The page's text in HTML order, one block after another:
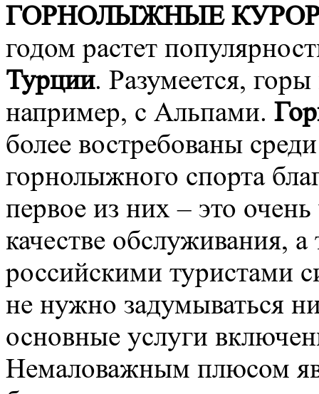
ГОРНОЛЫЖНЫЕ
годом растет
Турции. Разумеется,
например, с Альпами.
более востребованы
горнолыжного спорта
первое из них – это
качестве обслуживания,
российскими туристами
не нужно задумываться
основные услуги
Немаловажным плюсом